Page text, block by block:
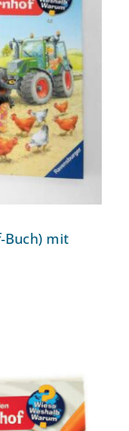
Buch) mit